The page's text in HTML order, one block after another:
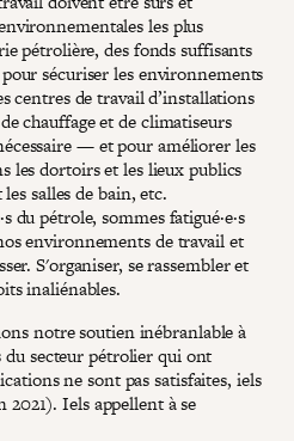
les plus
pétrolière, des fonds suffisants
sécuriser les environnements
centres de travail d’installations
chauffage et de climatiseurs
— et pour améliorer les
les dortoirs et les lieux publics
salles de bain, etc.
du pétrole, sommes fatigué·e·s
environnements de travail et
S'organiser, se rassembler et
inaliénables.
notre soutien inébranlable à
du secteur pétrolier qui ont
ne sont pas satisfaites, iels
Iels appellent à se